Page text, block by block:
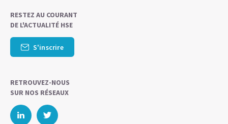
RESTEZ AU COURANT
DE L'ACTUALITÉ HSE
S'inscrire
RETROUVEZ-NOUS
SUR NOS RÉSEAUX